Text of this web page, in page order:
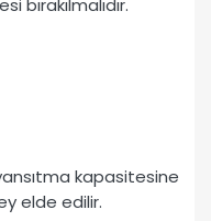
bırakılmalıdır.
kapasitesine
elde edilir.